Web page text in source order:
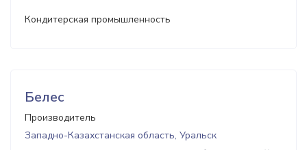
Кондитерская промышленность
Белес
Производитель
Западно-Казахстанская область, Уральск